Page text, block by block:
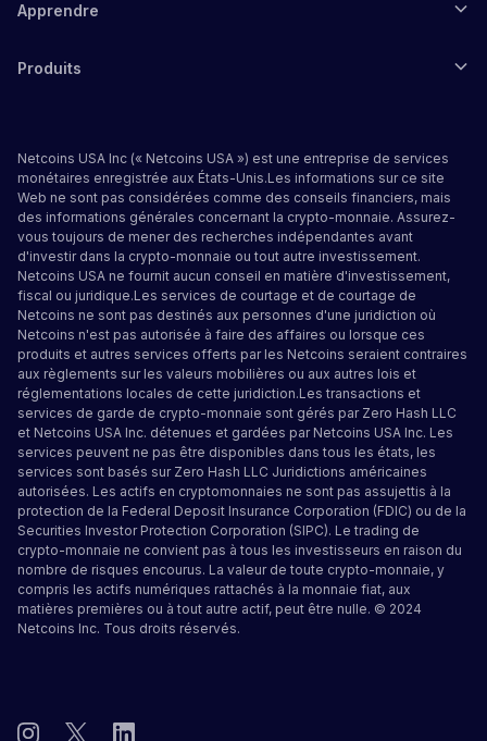
Apprendre
Produits
Netcoins USA Inc (« Netcoins USA ») est une entreprise de services
monétaires enregistrée aux États-Unis.Les informations sur ce site
Web ne sont pas considérées comme des conseils financiers, mais
des informations générales concernant la crypto-monnaie. Assurez-
vous toujours de mener des recherches indépendantes avant
d'investir dans la crypto-monnaie ou tout autre investissement.
Netcoins USA ne fournit aucun conseil en matière d'investissement,
fiscal ou juridique.Les services de courtage et de courtage de
Netcoins ne sont pas destinés aux personnes d'une juridiction où
Netcoins n'est pas autorisée à faire des affaires ou lorsque ces
produits et autres services offerts par les Netcoins seraient contraires
aux règlements sur les valeurs mobilières ou aux autres lois et
réglementations locales de cette juridiction.Les transactions et
services de garde de crypto-monnaie sont gérés par Zero Hash LLC
et Netcoins USA Inc. détenues et gardées par Netcoins USA Inc. Les
services peuvent ne pas être disponibles dans tous les états, les
services sont basés sur Zero Hash LLC Juridictions américaines
autorisées. Les actifs en cryptomonnaies ne sont pas assujettis à la
protection de la Federal Deposit Insurance Corporation (FDIC) ou de la
Securities Investor Protection Corporation (SIPC). Le trading de
crypto-monnaie ne convient pas à tous les investisseurs en raison du
nombre de risques encourus. La valeur de toute crypto-monnaie, y
compris les actifs numériques rattachés à la monnaie fiat, aux
matières premières ou à tout autre actif, peut être nulle. © 2024
Netcoins Inc. Tous droits réservés.